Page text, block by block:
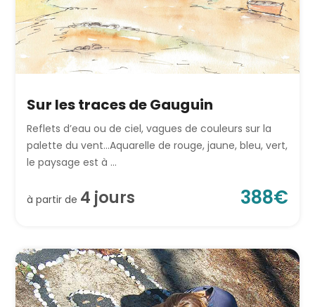
Sur les traces de Gauguin
Reflets d’eau ou de ciel, vagues de couleurs sur la
palette du vent…Aquarelle de rouge, jaune, bleu, vert,
le paysage est à ...
à partir de 4 jours 388€